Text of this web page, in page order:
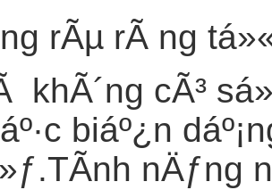
rÃµ rÃ ng
khÃ´ng cÃ³
biáº¿n
nÄƒng